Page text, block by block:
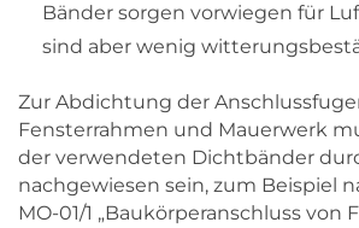
Bänder sorgen vorwiegen für
sind aber wenig
Zur Abdichtung der
Fensterrahmen und Mauerwerk
der verwendeten Dichtbänder
nachgewiesen sein, zum Beispiel
MO-01/1 „Baukörperanschluss von